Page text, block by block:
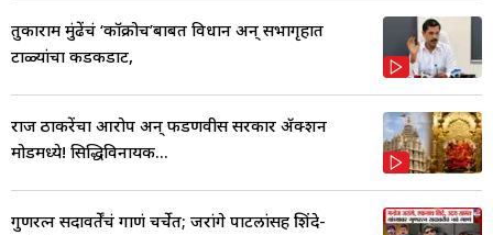
तुकाराम मुंढेंचं ‘कॉक्रोच’बाबत विधान अन् सभागृहात
टाळ्यांचा कडकडाट,
राज ठाकरेंचा आरोप अन् फडणवीस सरकार ॲक्शन
मोडमध्ये! सिद्धिविनायक...
गुणरत्न सदावर्तेंचं गाणं चर्चेत; जरांगे पाटलांसह शिंदे-